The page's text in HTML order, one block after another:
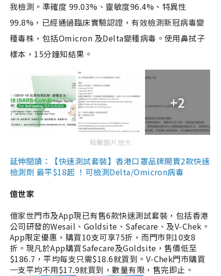
我檢測。準確度 99.03%、靈敏度96.4%、特異性
99.8%，已經通過臨床實驗認證，有效檢測新冠病毒變
種毒株，包括Omicron 及Delta變種病毒。使用鼻拭子
樣本，15分鐘知結果。
+2
點擊圖片放大
延伸閱讀：【快速測試套裝】香港口罩品牌開賣2款快速
檢測劑 最平$18起 ！可檢測Delta/Omicron病毒
億世家
億家世門市及App現已有售6款快速測試套裝，包括香港
公司研發的Wesail、Goldsite、Safecare、及V-Chek。
App限定優惠，購買10支可享75折，而門市則10支8
折。現凡於App購買Safecare及Goldsite，售價低至
$186.7，平均每支只需$18.6就買到。V-Chek門市購買
一支平均不用$17.9就買到，數量有限，售完即止。